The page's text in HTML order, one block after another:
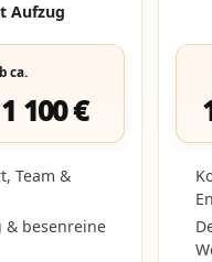
Aufzug
ca.
100 €
Team &
& besenreine